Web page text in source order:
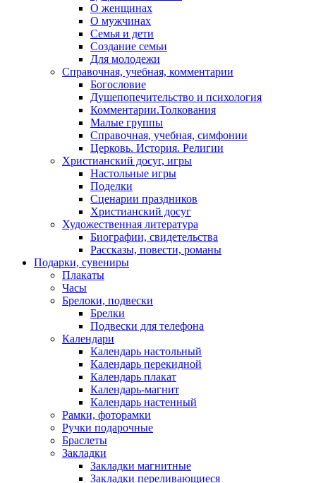
О женщинах
О мужчинах
Семья и дети
Создание семьи
Для молодежи
Справочная, учебная, комментарии
Богословие
Душепопечительство и психология
Комментарии.Толкования
Малые группы
Справочная, учебная, симфонии
Церковь. История. Религии
Христианский досуг, игры
Настольные игры
Поделки
Сценарии праздников
Христианский досуг
Художественная литература
Биографии, свидетельства
Рассказы, повести, романы
Подарки, сувениры
Плакаты
Часы
Брелоки, подвески
Брелки
Подвески для телефона
Календари
Календарь настольный
Календарь перекидной
Календарь плакат
Календарь-магнит
Календарь настенный
Рамки, фоторамки
Ручки подарочные
Браслеты
Закладки
Закладки магнитные
Закладки переливающиеся